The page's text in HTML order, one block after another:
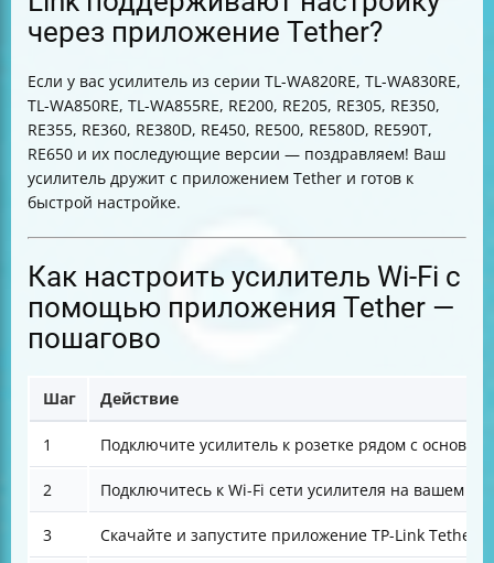
через приложение Tether?
Если у вас усилитель из серии TL-WA820RE, TL-WA830RE,
TL-WA850RE, TL-WA855RE, RE200, RE205, RE305, RE350,
RE355, RE360, RE380D, RE450, RE500, RE580D, RE590T,
RE650 и их последующие версии — поздравляем! Ваш
усилитель дружит с приложением Tether и готов к
быстрой настройке.
Как настроить усилитель Wi-Fi с
помощью приложения Tether —
пошагово
Шаг Действие
1 Подключите усилитель к розетке рядом с
2 Подключитесь к Wi-Fi сети усилителя на вашем
3 Скачайте и запустите приложение TP-Link Tether.